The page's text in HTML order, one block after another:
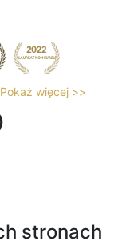
Pokaż więcej >>
stronach